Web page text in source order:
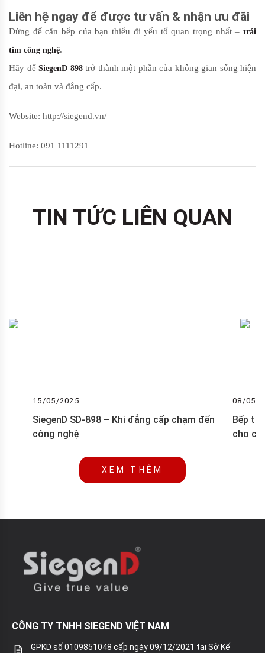
Liên hệ ngay để được tư vấn & nhận ưu đãi
Đừng để căn bếp của bạn thiếu đi yếu tố quan trọng nhất – trái
tim công nghệ.
Hãy để SiegenD 898trở thành một phần của không gian sống hiện
đại, an toàn và đẳng cấp.
Website: http://siegend.vn/
Hotline: 091 1111291
TIN TỨC LIÊN QUAN
15/05/2025
SiegenD SD-898 – Khi đẳng cấp chạm đến
công nghệ
08/05/
Bếp từ
cho
XEM THÊM
CÔNG TY TNHH SIEGEND VIỆT NAM
GPKD số 0109851048 cấp ngày 09/12/2021 tại Sở Kế